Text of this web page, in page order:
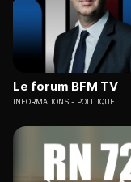
Le forum BFM TV
INFORMATIONS POLITIQUE